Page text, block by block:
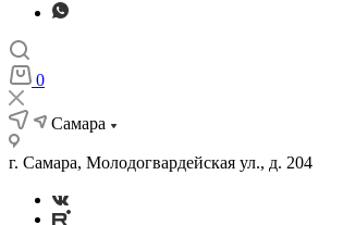
0
Самара
г. Самара, Молодогвардейская ул., д. 204